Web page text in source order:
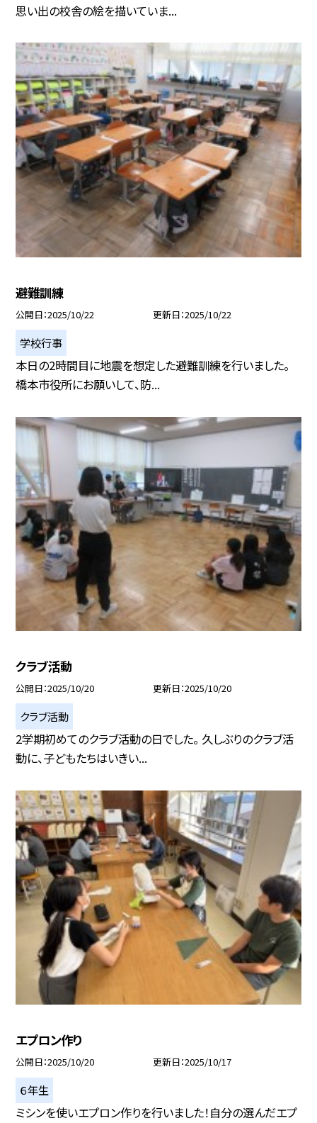
思い出の校舎の絵を描いていま...
避難訓練
公開日 2025/10/22 更新日 2025/10/22
学校行事
本日の2時間目に地震を想定した避難訓練を行いました。
橋本市役所にお願いして、防...
クラブ活動
公開日 2025/10/20 更新日 2025/10/20
クラブ活動
2学期初めてのクラブ活動の日でした。 久しぶりのクラブ活
動に、子どもたちはいきい...
エプロン作り
公開日 2025/10/20 更新日 2025/10/17
６年生
ミシンを使いエプロン作りを行いました！自分の選んだエプ